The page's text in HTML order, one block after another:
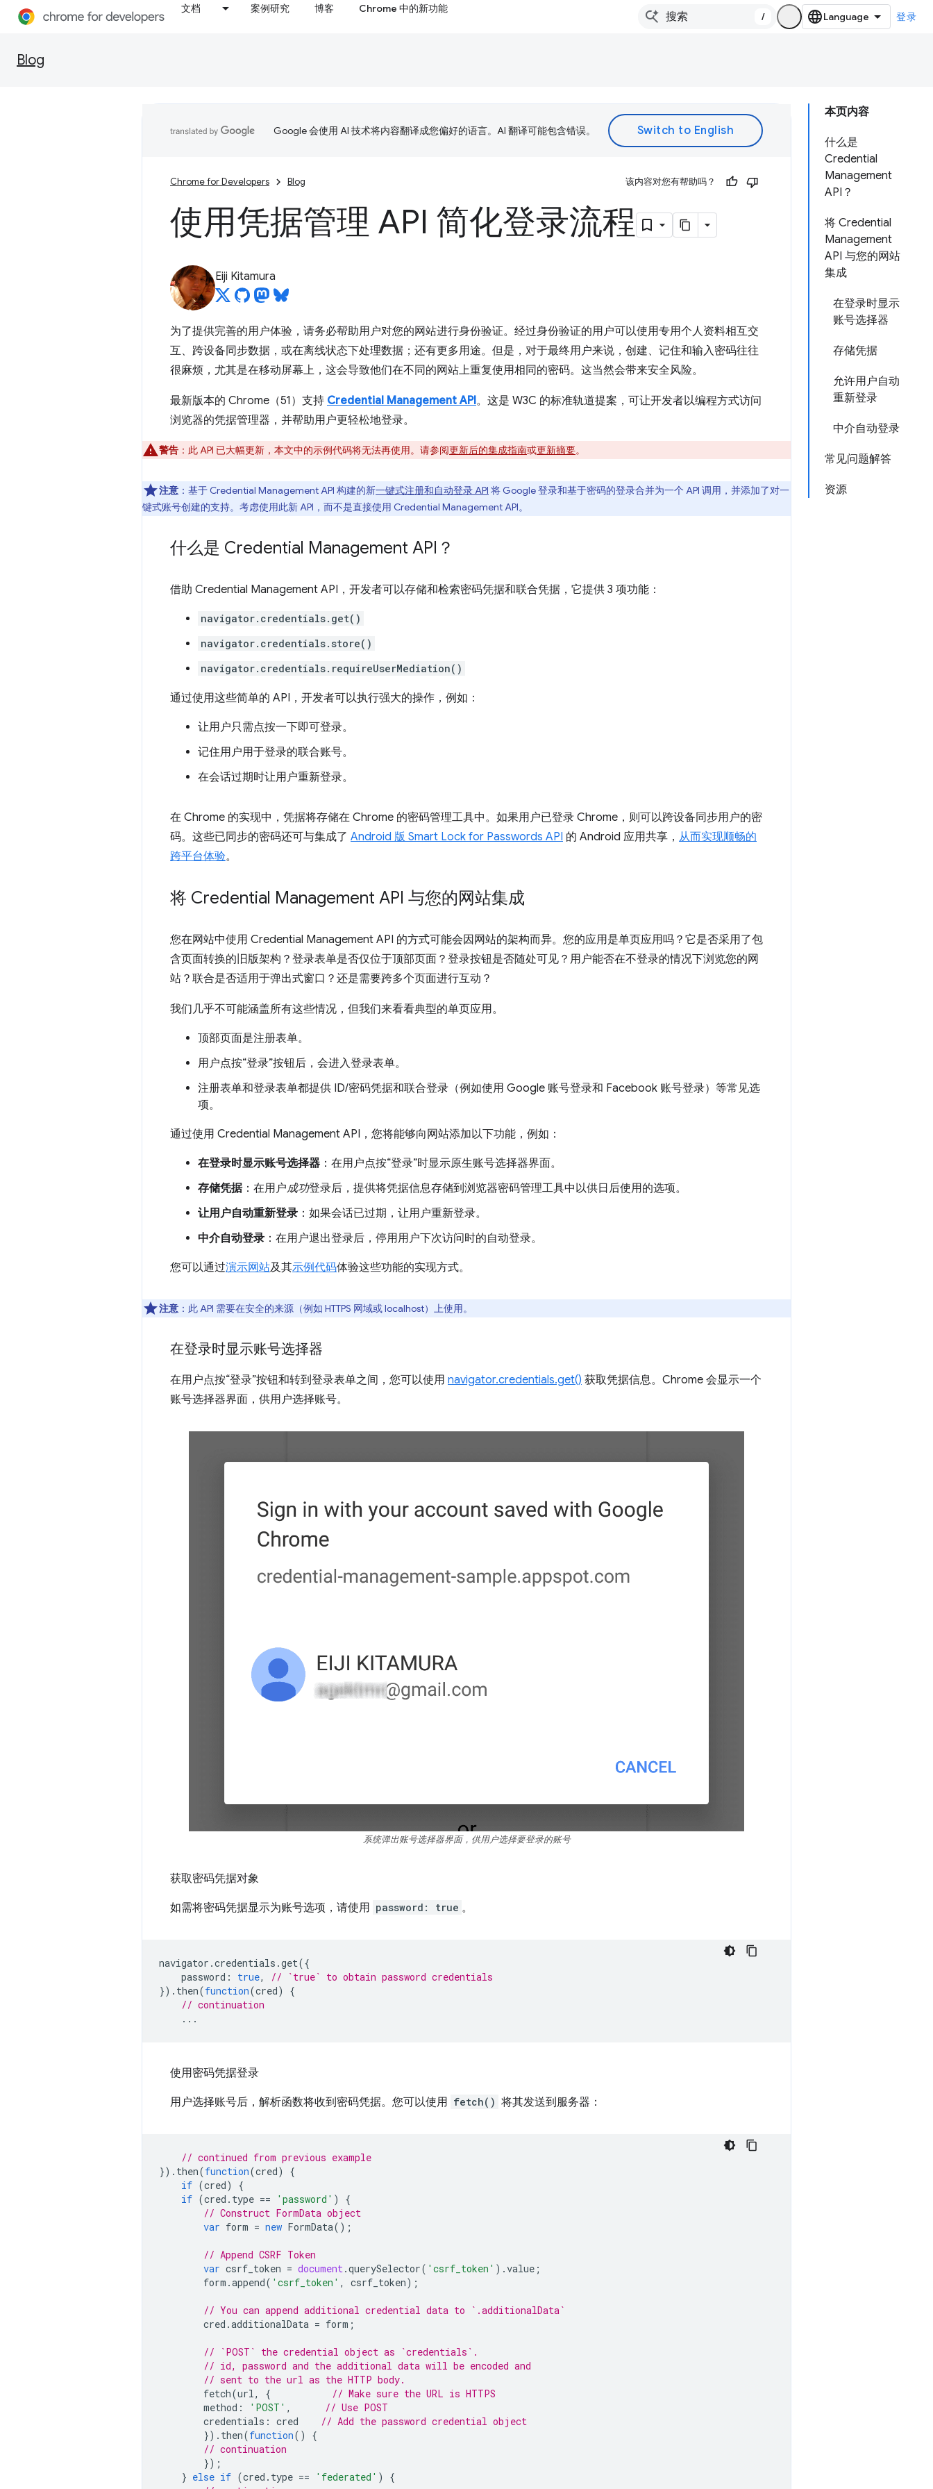
文档 案例研究 博客 Chrome 中的新功能
/ 登录
Blog
本页内容
什么是
Credential
Management
API？
将 Credential
Management
API 与您的网站
集成
在登录时显示
账号选择器
存储凭据
允许用户自动
重新登录
中介自动登录
常见问题解答
资源
Google 会使用 AI 技术将内容翻译成您偏好的语言。AI 翻译可能包含错误。
Chrome for Developers Blog 该内容对您有帮助吗？
使用凭据管理 API 简化登录流程
Eiji Kitamura
为了提供完善的用户体验，请务必帮助用户对您的网站进行身份验证。经过身份验证的用户可以使用专用个人资料相互交
互、跨设备同步数据，或在离线状态下处理数据；还有更多用途。但是，对于最终用户来说，创建、记住和输入密码往往
很麻烦，尤其是在移动屏幕上，这会导致他们在不同的网站上重复使用相同的密码。这当然会带来安全风险。
最新版本的 Chrome（51）支持 Credential Management API。这是 W3C 的标准轨道提案，可让开发者以编程方式访问
浏览器的凭据管理器，并帮助用户更轻松地登录。
警告 ：此 API 已大幅更新，本文中的示例代码将无法再使用。请参阅更新后的集成指南或更新摘要。
注意 ：基于 Credential Management API 构建的新一键式注册和自动登录 API 将 Google 登录和基于密码的登录合并为一个 API 调用，并添加了对一
键式账号创建的支持。考虑使用此新 API，而不是直接使用 Credential Management API。
什么是 Credential Management API？
借助 Credential Management API，开发者可以存储和检索密码凭据和联合凭据，它提供 3 项功能：
navigator.credentials.get()
navigator.credentials.store()
navigator.credentials.requireUserMediation()
通过使用这些简单的 API，开发者可以执行强大的操作，例如：
让用户只需点按一下即可登录。
记住用户用于登录的联合账号。
在会话过期时让用户重新登录。
在 Chrome 的实现中，凭据将存储在 Chrome 的密码管理工具中。如果用户已登录 Chrome，则可以跨设备同步用户的密
码。这些已同步的密码还可与集成了 Android 版 Smart Lock for Passwords API 的 Android 应用共享， 从而实现顺畅的
跨平台体验。
将 Credential Management API 与您的网站集成
您在网站中使用 Credential Management API 的方式可能会因网站的架构而异。您的应用是单页应用吗？它是否采用了包
含页面转换的旧版架构？登录表单是否仅位于顶部页面？登录按钮是否随处可见？用户能否在不登录的情况下浏览您的网
站？联合是否适用于弹出式窗口？还是需要跨多个页面进行互动？
我们几乎不可能涵盖所有这些情况，但我们来看看典型的单页应用。
顶部页面是注册表单。
用户点按“登录”按钮后，会进入登录表单。
注册表单和登录表单都提供 ID/密码凭据和联合登录（例如使用 Google 账号登录和 Facebook 账号登录）等常见选
项。
通过使用 Credential Management API，您将能够向网站添加以下功能，例如：
在登录时显示账号选择器 ：在用户点按“登录”时显示原生账号选择器界面。
存储凭据：在用户成功登录后，提供将凭据信息存储到浏览器密码管理工具中以供日后使用的选项。
让用户自动重新登录 ：如果会话已过期，让用户重新登录。
中介自动登录 ：在用户退出登录后，停用用户下次访问时的自动登录。
您可以通过演示网站及其示例代码体验这些功能的实现方式。
注意 ：此 API 需要在安全的来源（例如 HTTPS 网域或 localhost）上使用。
在登录时显示账号选择器
在用户点按“登录”按钮和转到登录表单之间，您可以使用 navigator.credentials.get() 获取凭据信息。Chrome 会显示一个
账号选择器界面，供用户选择账号。
系统弹出账号选择器界面，供用户选择要登录的账号
获取密码凭据对象
如需将密码凭据显示为账号选项，请使用 password: true 。
navigator .credentials .get({
password : true,
// `true` to obtain password credentials
}). then(function(cred)
{
// continuation
...
使用密码凭据登录
用户选择账号后，解析函数将收到密码凭据。您可以使用 fetch() 将其发送到服务器：
// continued from previous example
}). then(function(cred)
{
if (cred)
{
if (cred . type == 'password' )
{
// Construct FormData object
var form = new FormData();
// Append CSRF Token
var csrf_token = document .querySelector( 'csrf_token' ).value ;
form .append( 'csrf_token' , csrf_token);
// You can append additional credential data to `.additionalData`
cred .additionalData = form ;
// `POST` the credential object as `credentials`.
// id, password and the additional data will be encoded and
// sent to the url as the HTTP body.
fetch(url , {
// Make sure the URL is HTTPS
method : 'POST' ,
// Use POST
credentials : cred
// Add the password credential object
}). then(function()
{
// continuation
});
} else if (cred . type == 'federated' )
{